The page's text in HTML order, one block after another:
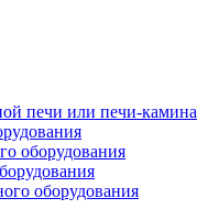
печи или печи-камина
оборудования
оборудования